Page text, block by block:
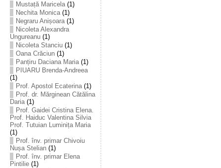
Mustață Maricela(1)
Nechita Monica(1)
Negraru Anișoara(1)
Nicoleta Alexandra
Ungureanu(1)
Nicoleta Stanciu(1)
Oana Crăciun(1)
Panțiru Daciana Maria(1)
PIUARU Brenda-Andreea
(1)
Prof. Apostol Ecaterina(1)
Prof. dr. Mărginean Cătălina
Daria(1)
Prof. Gaidei Cristina Elena.
Prof. Haiduc Valentina Silvia
Prof. Tutuian Luminița Maria
(1)
Prof. înv. primar Chivoiu
Nușa Stelian(1)
Prof. înv. primar Elena
Pintilie(1)